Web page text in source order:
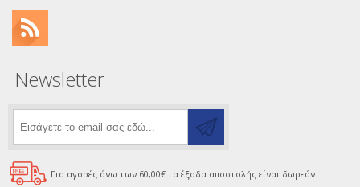
Newsletter
Για αγορές άνω των 60,00€ τα έξοδα αποστολής είναι δωρεάν.